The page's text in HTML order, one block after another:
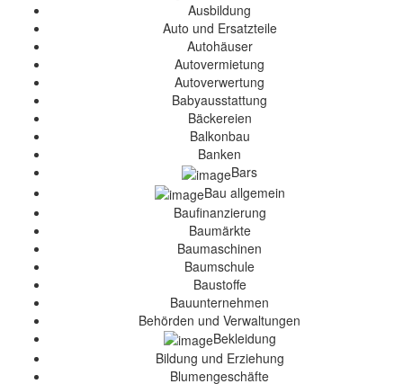
Ausbildung
Auto und Ersatzteile
Autohäuser
Autovermietung
Autoverwertung
Babyausstattung
Bäckereien
Balkonbau
Banken
Bars
Bau allgemein
Baufinanzierung
Baumärkte
Baumaschinen
Baumschule
Baustoffe
Bauunternehmen
Behörden und Verwaltungen
Bekleidung
Bildung und Erziehung
Blumengeschäfte